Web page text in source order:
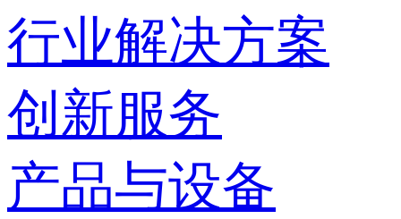
行业解决方案
创新服务
产品与设备